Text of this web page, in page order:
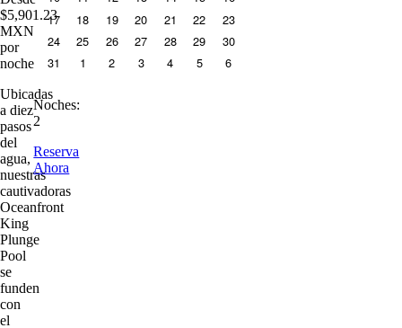
$5,901.23
MXN
por
noche
Ubicadas
a diez
pasos
del
agua,
nuestras
cautivadoras
Oceanfront
King
Plunge
Pool
se
funden
con
el
17
18 19 20 21 22
23
24
25 26 27 28 29
30
31
1 2 3 4 5 6
Noches:
2
Reserva
Ahora